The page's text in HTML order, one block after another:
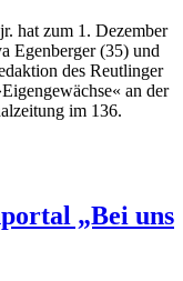
hat zum 1. Dezember
Egenberger (35) und
des Reutlinger
an der
im 136.
„Bei uns